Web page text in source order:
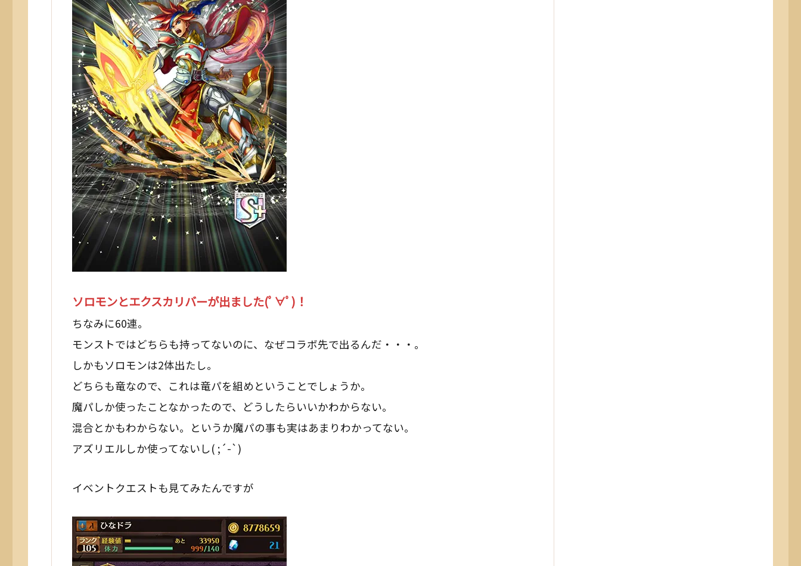
ソロモンとエクスカリバーが出ました(ﾟ∀ﾟ)！
ちなみに60連。
モンストではどちらも持ってないのに、なぜコラボ先で出るんだ・・・。
しかもソロモンは2体出たし。
どちらも竜なので、これは竜パを組めということでしょうか。
魔パしか使ったことなかったので、どうしたらいいかわからない。
混合とかもわからない。というか魔パの事も実はあまりわかってない。
アズリエルしか使ってないし( ;´-`)
イベントクエストも見てみたんですが